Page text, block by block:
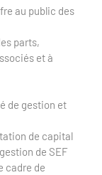
au public des
parts,
et à
de gestion et
de capital
de SEF
cadre de